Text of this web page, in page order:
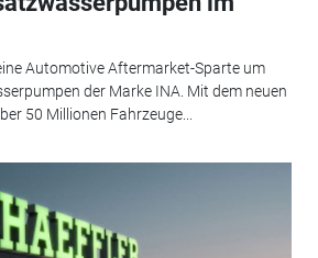
Automotive Aftermarket-Sparte um
der Marke INA. Mit dem neuen
50 Millionen Fahrzeuge...